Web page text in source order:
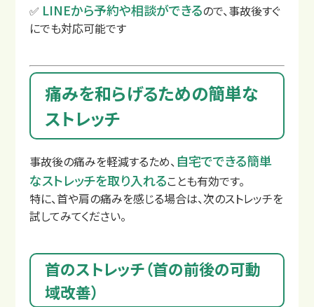
交通事故の補償について
✅ LINEから予約や相談ができるので、事故後すぐ
にでも対応可能です
痛みを和らげるための簡単な
ストレッチ
事故後の痛みを軽減するため、自宅でできる簡単
なストレッチを取り入れることも有効です。
特に、首や肩の痛みを感じる場合は、次のストレッチを
試してみてください。
首のストレッチ（首の前後の可動
域改善）